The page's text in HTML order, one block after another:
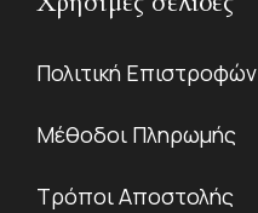
Πολιτική Επιστροφών
Μέθοδοι Πληρωμής
Τρόποι Αποστολής